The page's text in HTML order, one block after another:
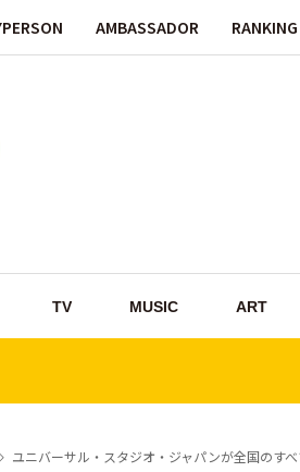
AMBASSADOR RANKING
TV MUSIC ART
ユニバーサル・スタジオ・ジャパンが全国のす